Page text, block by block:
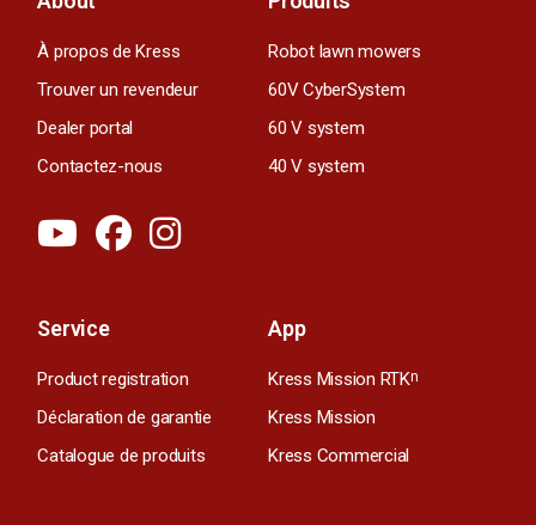
À propos de Kress
Trouver un revendeur
Dealer portal
Contactez-nous
Robot lawn mowers
60V CyberSystem
60 V system
40 V system
Service
Product registration
Déclaration de garantie
Catalogue de produits
App
Kress Mission RTKn
Kress Mission
Kress Commercial